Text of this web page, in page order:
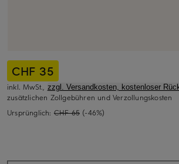
CHF 35
inkl. MwSt., zzgl. Versandkosten, kostenloser
zusätzlichen Zollgebühren und Verzollungskosten
Ursprünglich: CHF 65 (-46%)